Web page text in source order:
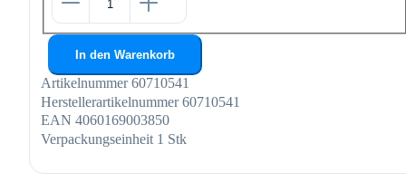
In den Warenkorb
Artikelnummer 60710541
Herstellerartikelnummer 60710541
EAN 4060169003850
Verpackungseinheit 1 Stk